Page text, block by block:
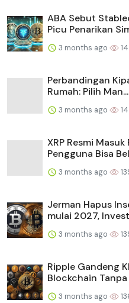
ABA Sebut
Picu Penarikan
3 months ago
Perbandingan
Rumah: Pilih Man...
3 months ago
XRP Resmi
Pengguna Bisa
3 months ago
Jerman Hapus
mulai 2027,
3 months ago
Ripple Gandeng
Blockchain Tanpa
3 months ago